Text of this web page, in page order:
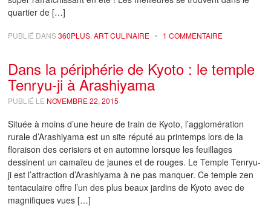
quartier de […]
PUBLIÉ DANS360PLUS ,ART CULINAIRE • 1 COMMENTAIRE
Dans la périphérie de Kyoto : le temple
Tenryu-ji à Arashiyama
PUBLIÉ LE NOVEMBRE 22, 2015
Située à moins d’une heure de train de Kyoto, l’agglomération
rurale d’Arashiyama est un site réputé au printemps lors de la
floraison des cerisiers et en automne lorsque les feuillages
dessinent un camaïeu de jaunes et de rouges. Le Temple Tenryu-
ji est l’attraction d’Arashiyama à ne pas manquer. Ce temple zen
tentaculaire offre l’un des plus beaux jardins de Kyoto avec de
magnifiques vues […]